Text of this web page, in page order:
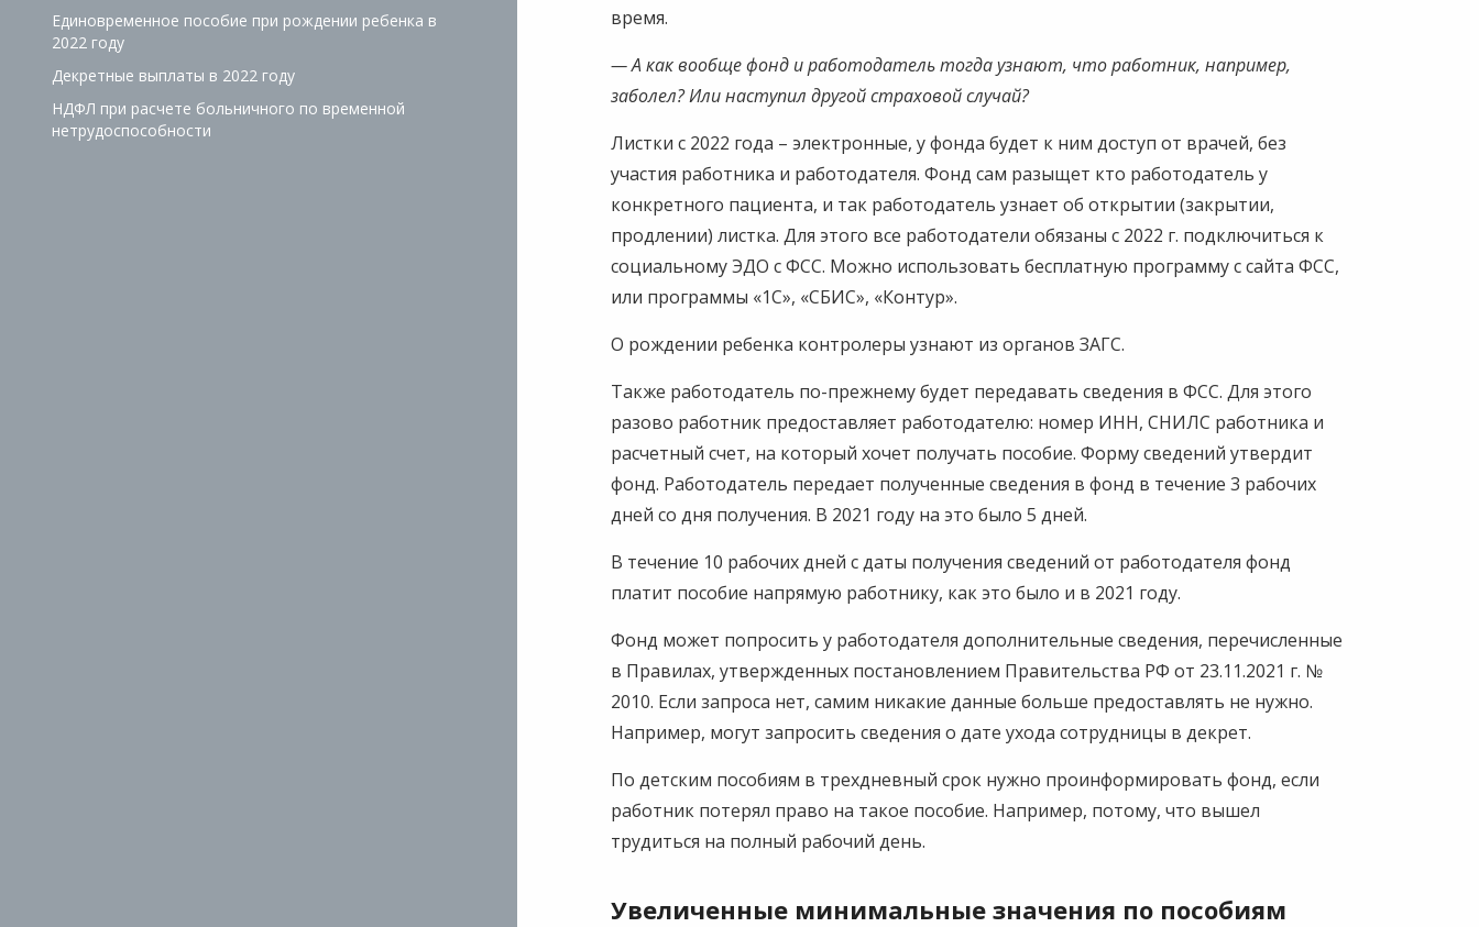
Единовременное пособие при рождении ребенка в
2022 году
Декретные выплаты в 2022 году
НДФЛ при расчете больничного по временной
нетрудоспособности
время.
— А как вообще фонд и работодатель тогда узнают, что работник, например,
заболел? Или наступил другой страховой случай?
Листки с 2022 года – электронные, у фонда будет к ним доступ от врачей, без
участия работника и работодателя. Фонд сам разыщет кто работодатель у
конкретного пациента, и так работодатель узнает об открытии (закрытии,
продлении) листка. Для этого все работодатели обязаны с 2022 г. подключиться к
социальному ЭДО с ФСС. Можно использовать бесплатную программу с сайта ФСС,
или программы «1С», «СБИС», «Контур».
О рождении ребенка контролеры узнают из органов ЗАГС.
Также работодатель по-прежнему будет передавать сведения в ФСС. Для этого
разово работник предоставляет работодателю: номер ИНН, СНИЛС работника и
расчетный счет, на который хочет получать пособие. Форму сведений утвердит
фонд. Работодатель передает полученные сведения в фонд в течение 3 рабочих
дней со дня получения. В 2021 году на это было 5 дней.
В течение 10 рабочих дней с даты получения сведений от работодателя фонд
платит пособие напрямую работнику, как это было и в 2021 году.
Фонд может попросить у работодателя дополнительные сведения, перечисленные
в Правилах, утвержденных постановлением Правительства РФ от 23.11.2021 г. №
2010. Если запроса нет, самим никакие данные больше предоставлять не нужно.
Например, могут запросить сведения о дате ухода сотрудницы в декрет.
По детским пособиям в трехдневный срок нужно проинформировать фонд, если
работник потерял право на такое пособие. Например, потому, что вышел
трудиться на полный рабочий день.
Увеличенные минимальные значения по пособиям